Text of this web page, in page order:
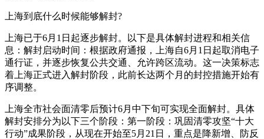
上海到底什么时候能够解封?
上海已于6月1日起逐步解封。以下是具体解封进程和相关信
息：解封启动时间：根据政府通报，上海自6月1日起取消电子
通行证，并逐步恢复公共交通、允许跨区流动。这一决策标志
着上海正式进入解封阶段，此前长达两个月的封控措施开始有
序调整。
上海全市社会面清零后预计6月中下旬可实现全面解封。具体
解封安排分为以下三个阶段：第一阶段：巩固清零攻坚“十大
行动”成果阶段，从现在开始至5月21日，重点是降新增、防反